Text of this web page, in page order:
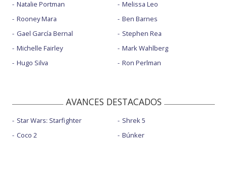
Natalie Portman
Rooney Mara
Gael García Bernal
Michelle Fairley
Hugo Silva
Melissa Leo
Ben Barnes
Stephen Rea
Mark Wahlberg
Ron Perlman
AVANCES DESTACADOS
Star Wars: Starfighter
Coco 2
Shrek 5
Búnker